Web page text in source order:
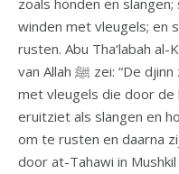
zoals honden en
winden met vleugels; en
rusten. Abu Tha‘labah
van Allah ﷺ zei: “De djinn zijn van drie soorten: een soort
met vleugels die door
eruitziet als slangen en
om te rusten en daarna
door at-Tahawi in